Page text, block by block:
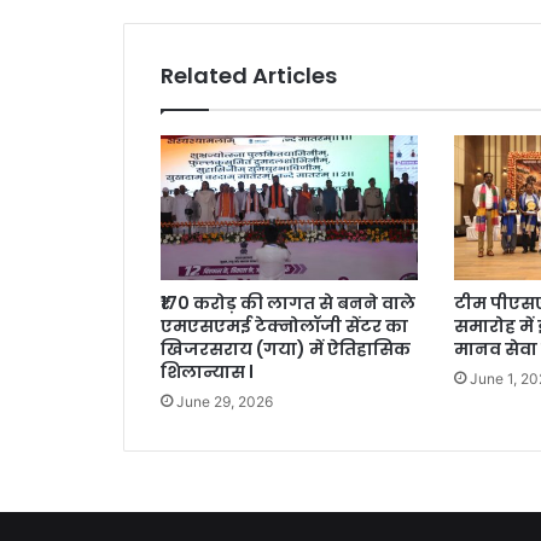
Related Articles
₹170 करोड़ की लागत से बनने वाले
एमएसएमई टेक्नोलॉजी सेंटर का
खिजरसराय (गया) में ऐतिहासिक
शिलान्यास l
June 29, 2026
टीम
समारोह
मानव
June 1,